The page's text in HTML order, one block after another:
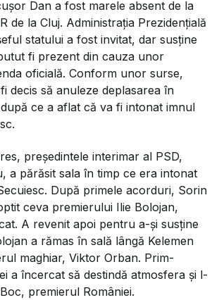
Dan a fost marele absent de la
de la Cluj. Administrația Prezidențială
statului a fost invitat, dar susține
fi prezent din cauza unor
oficială. Conform unor surse,
decis să anuleze deplasarea în
ce a aflat că va fi intonat imnul
președintele interimar al PSD,
a părăsit sala în timp ce era intonat
După primele acorduri, Sorin
ceva premierului Ilie Bolojan,
A revenit apoi pentru a-și susține
a rămas în sală lângă Kelemen
maghiar, Viktor Orban. Prim-
a încercat să destindă atmosfera și l-
premierul României.